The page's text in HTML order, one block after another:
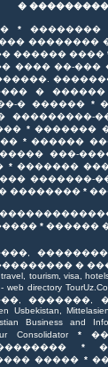
�
* ��������
��������
������ ����
���� ��-���
�
� ������ *
���������-
*�������
*������
���-
* �������
��� �������-
�������� *
* ������
�
tourism, visa,
web directory
�������,
Usbekistan,
Business and
Consolidator*
*
����� *